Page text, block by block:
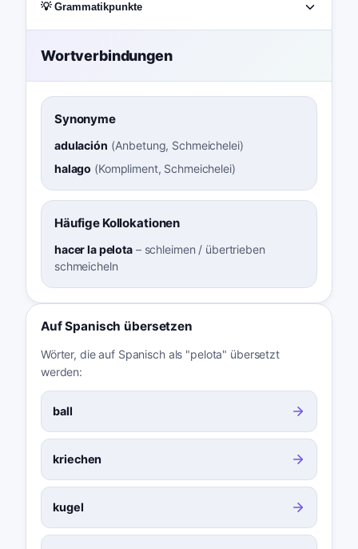
💡 Grammatikpunkte
Wortverbindungen
Synonyme
adulación (Anbetung, Schmeichelei)
halago (Kompliment, Schmeichelei)
Häufige Kollokationen
hacer la pelota – schleimen / übertrieben
schmeicheln
Auf Spanisch übersetzen
Wörter, die auf Spanisch als "pelota" übersetzt
werden:
ball
kriechen
kugel